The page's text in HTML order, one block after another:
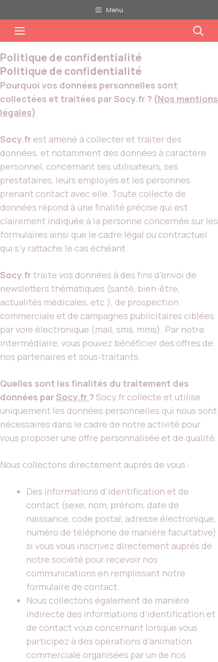
au
contenu
Menu
Menu
Politique de confidentialité
Politique de confidentialité
Pourquoi vos données personnelles sont
collectées et traitées par Socy.fr ? (Nos mentions
légales)
Socy.fr est amené à collecter et traiter des
données, et notamment des données à caractère
personnel, concernant ses utilisateurs, ses
prestataires, leurs employés et les personnes
prenant contact avec elle. Toute collecte de
données répond à une finalité précise qui est
clairement indiquée à la personne concernée sur les
formulaires ainsi que le cadre légal ou contractuel
qui s’y rattache le cas échéant.
Socy.frtraite vos données à des fins d’envoi de
newsletters thématiques (santé, bien-être,
actualités médicales, etc.), de prospection
commerciale et de campagnes publicitaires ciblées
par voie électronique (mail, sms, mms). Par notre
intermédiaire, vous pouvez bénéficier des offres de
nos partenaires et sous-traitants.
Quelles sont les finalités du traitement des
données parSocy.fr ? Socy.fr collecte et utilise
uniquement les données personnelles qui nous sont
nécessaires dans le cadre de notre activité pour
vous proposer une offre personnalisée et de qualité.
Nous collectons directement auprès de vous :
Des informations d’identification et de
contact (sexe, nom, prénom, date de
naissance, code postal, adresse électronique,
numéro de téléphone de manière facultative)
si vous vous inscrivez directement auprès de
notre société pour recevoir nos
communications en remplissant notre
formulaire de contact.
Nous collectons également de manière
indirecte des informations d’identification et
de contact vous concernant lorsque vous
participez à des opérations d’animation
commerciale organisées par un de nos